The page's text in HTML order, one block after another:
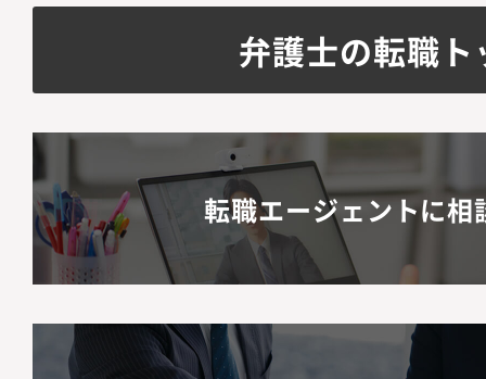
弁護士の転職ト
転職エージェントに相